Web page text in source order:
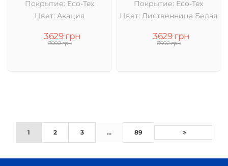
Покрытие: Eco-Tex
Цвет: Акация
3629 грн
3992 грн
Покрытие: Eco-Tex
Цвет: Лиственница Белая
3629 грн
3992 грн
1 2 3 ... 89